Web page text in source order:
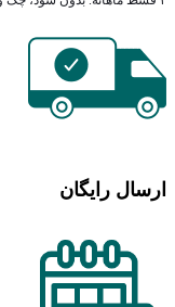
ارسال رایگان